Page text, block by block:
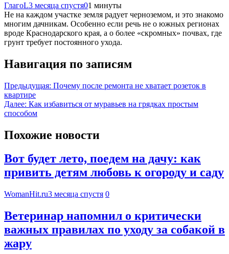
ГлагоL3 месяца спустя01 минуты
Не на каждом участке земля радует черноземом, и это знакомо
многим дачникам. Особенно если речь не о южных регионах
вроде Краснодарского края, а о более «скромных» почвах, где
грунт требует постоянного ухода.
Навигация по записям
Предыдущая: Почему после ремонта не хватает розеток в
квартире
Далее: Как избавиться от муравьев на грядках простым
способом
Похожие новости
Вот будет лето, поедем на дачу: как
привить детям любовь к огороду и саду
WomanHit.ru3 месяца спустя 0
Ветеринар напомнил о критически
важных правилах по уходу за собакой в
жару